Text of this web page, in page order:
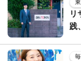
リ
践